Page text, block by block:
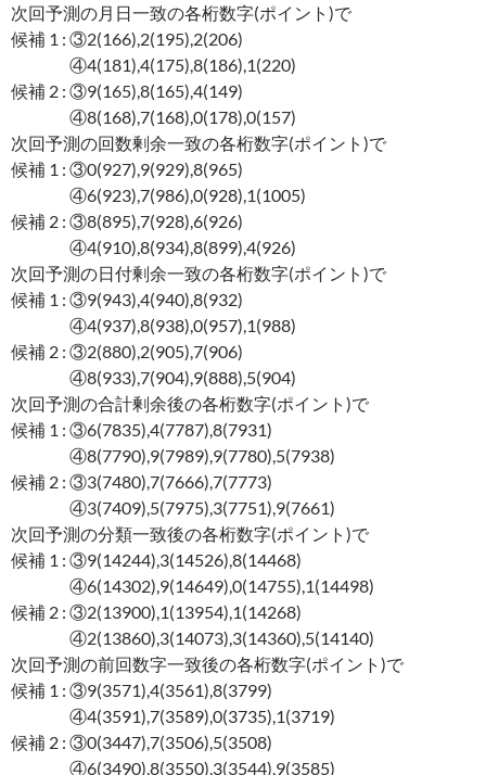
次回予測の月日一致の各桁数字(ポイント)で
候補 1 : ③2(166),2(195),2(206)
④4(181),4(175),8(186),1(220)
候補 2 : ③9(165),8(165),4(149)
④8(168),7(168),0(178),0(157)
次回予測の回数剰余一致の各桁数字(ポイント)で
候補 1 : ③0(927),9(929),8(965)
④6(923),7(986),0(928),1(1005)
候補 2 : ③8(895),7(928),6(926)
④4(910),8(934),8(899),4(926)
次回予測の日付剰余一致の各桁数字(ポイント)で
候補 1 : ③9(943),4(940),8(932)
④4(937),8(938),0(957),1(988)
候補 2 : ③2(880),2(905),7(906)
④8(933),7(904),9(888),5(904)
次回予測の合計剰余後の各桁数字(ポイント)で
候補 1 : ③6(7835),4(7787),8(7931)
④8(7790),9(7989),9(7780),5(7938)
候補 2 : ③3(7480),7(7666),7(7773)
④3(7409),5(7975),3(7751),9(7661)
次回予測の分類一致後の各桁数字(ポイント)で
候補 1 : ③9(14244),3(14526),8(14468)
④6(14302),9(14649),0(14755),1(14498)
候補 2 : ③2(13900),1(13954),1(14268)
④2(13860),3(14073),3(14360),5(14140)
次回予測の前回数字一致後の各桁数字(ポイント)で
候補 1 : ③9(3571),4(3561),8(3799)
④4(3591),7(3589),0(3735),1(3719)
候補 2 : ③0(3447),7(3506),5(3508)
④6(3490),8(3550),3(3544),9(3585)